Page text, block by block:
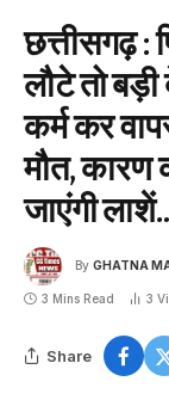
छत्तीसगढ़ :
लौटे तो
कर्म कर
मौत, कारण
जाएंगी
By GHATNA
3 Mins Read 3
Share